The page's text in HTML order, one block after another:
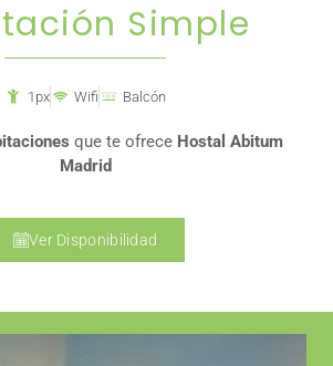
Simple
1px Wifi Balcón
que te ofrece Hostal Abitum
Madrid
Ver Disponibilidad